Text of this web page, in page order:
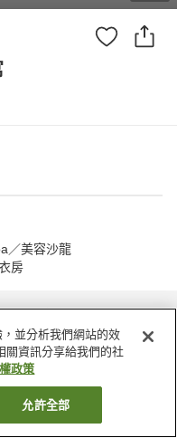
／美容沙龍
房
阿卡納汽車旅館及陽台公寓
並分析我們網站的效
關資訊分享給我們的社
政策
允許全部